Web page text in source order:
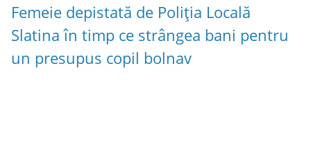
Femeie depistată de Poliția Locală
Slatina în timp ce strângea bani pentru
un presupus copil bolnav